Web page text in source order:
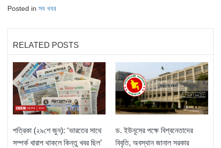
Posted in সব খবর
RELATED POSTS
পত্রিকা (২৯শে জুন): ‘ভারতের সাথে
সম্পর্ক খারাপ থাকলে কিন্তু খবর ছিল’
ড. ইউনূসের পক্ষে বিশ্বনেতাদের
বিবৃতি, অবস্থান জানাল সরকার